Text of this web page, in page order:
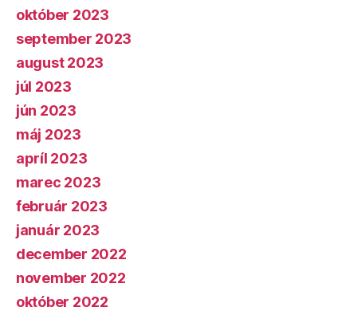
október 2023
september 2023
august 2023
júl 2023
jún 2023
máj 2023
apríl 2023
marec 2023
február 2023
január 2023
december 2022
november 2022
október 2022